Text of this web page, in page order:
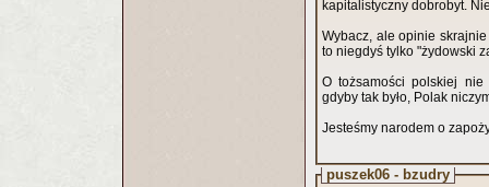
kapitalistyczny dobrobyt.
Wybacz, ale opinie
to niegdyś tylko
O tożsamości polskiej
gdyby tak było, Polak
Jesteśmy narodem o
puszek06 - bzudry